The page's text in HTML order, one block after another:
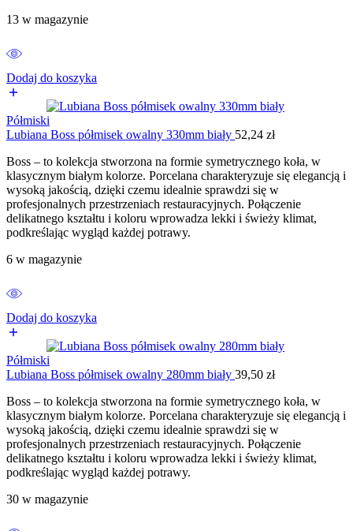
13 w magazynie
Dodaj do koszyka
Półmiski
Lubiana Boss półmisek owalny 330mm biały 52,24 zł
Boss – to kolekcja stworzona na formie symetrycznego koła, w
klasycznym białym kolorze. Porcelana charakteryzuje się elegancją i
wysoką jakością, dzięki czemu idealnie sprawdzi się w
profesjonalnych przestrzeniach restauracyjnych. Połączenie
delikatnego kształtu i koloru wprowadza lekki i świeży klimat,
podkreślając wygląd każdej potrawy.
6 w magazynie
Dodaj do koszyka
Półmiski
Lubiana Boss półmisek owalny 280mm biały 39,50 zł
Boss – to kolekcja stworzona na formie symetrycznego koła, w
klasycznym białym kolorze. Porcelana charakteryzuje się elegancją i
wysoką jakością, dzięki czemu idealnie sprawdzi się w
profesjonalnych przestrzeniach restauracyjnych. Połączenie
delikatnego kształtu i koloru wprowadza lekki i świeży klimat,
podkreślając wygląd każdej potrawy.
30 w magazynie